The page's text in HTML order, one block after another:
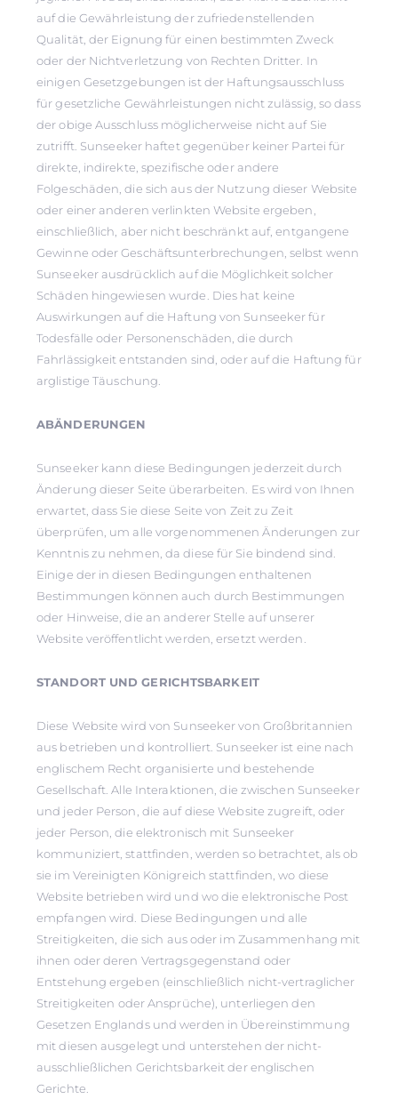
auf die Gewährleistung der zufriedenstellenden
Qualität, der Eignung für einen bestimmten Zweck
oder der Nichtverletzung von Rechten Dritter. In
einigen Gesetzgebungen ist der Haftungsausschluss
für gesetzliche Gewährleistungen nicht zulässig, so dass
der obige Ausschluss möglicherweise nicht auf Sie
zutrifft. Sunseeker haftet gegenüber keiner Partei für
direkte, indirekte, spezifische oder andere
Folgeschäden, die sich aus der Nutzung dieser Website
oder einer anderen verlinkten Website ergeben,
einschließlich, aber nicht beschränkt auf, entgangene
Gewinne oder Geschäftsunterbrechungen, selbst wenn
Sunseeker ausdrücklich auf die Möglichkeit solcher
Schäden hingewiesen wurde. Dies hat keine
Auswirkungen auf die Haftung von Sunseeker für
Todesfälle oder Personenschäden, die durch
Fahrlässigkeit entstanden sind, oder auf die Haftung für
arglistige Täuschung.
ABÄNDERUNGEN
Sunseeker kann diese Bedingungen jederzeit durch
Änderung dieser Seite überarbeiten. Es wird von Ihnen
erwartet, dass Sie diese Seite von Zeit zu Zeit
überprüfen, um alle vorgenommenen Änderungen zur
Kenntnis zu nehmen, da diese für Sie bindend sind.
Einige der in diesen Bedingungen enthaltenen
Bestimmungen können auch durch Bestimmungen
oder Hinweise, die an anderer Stelle auf unserer
Website veröffentlicht werden, ersetzt werden.
STANDORT UND GERICHTSBARKEIT
Diese Website wird von Sunseeker von Großbritannien
aus betrieben und kontrolliert. Sunseeker ist eine nach
englischem Recht organisierte und bestehende
Gesellschaft. Alle Interaktionen, die zwischen Sunseeker
und jeder Person, die auf diese Website zugreift, oder
jeder Person, die elektronisch mit Sunseeker
kommuniziert, stattfinden, werden so betrachtet, als ob
sie im Vereinigten Königreich stattfinden, wo diese
Website betrieben wird und wo die elektronische Post
empfangen wird. Diese Bedingungen und alle
Streitigkeiten, die sich aus oder im Zusammenhang mit
ihnen oder deren Vertragsgegenstand oder
Entstehung ergeben (einschließlich nicht-vertraglicher
Streitigkeiten oder Ansprüche), unterliegen den
Gesetzen Englands und werden in Übereinstimmung
mit diesen ausgelegt und unterstehen der nicht-
ausschließlichen Gerichtsbarkeit der englischen
Gerichte.